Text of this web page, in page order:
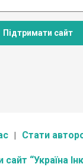
Підтримати сайт
Стати
“Україна